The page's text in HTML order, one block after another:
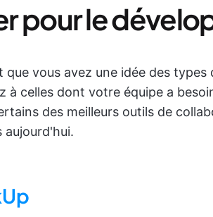
pour le
que vous avez une idée des
à celles dont votre équipe a
des meilleurs outils de
aujourd'hui.